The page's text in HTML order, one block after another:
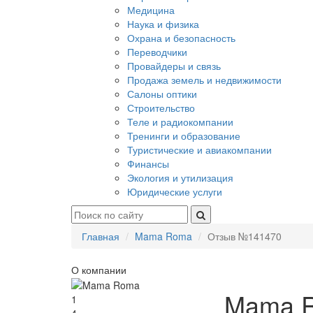
Медицина
Наука и физика
Охрана и безопасность
Переводчики
Провайдеры и связь
Продажа земель и недвижимости
Салоны оптики
Строительство
Теле и радиокомпании
Тренинги и образование
Туристические и авиакомпании
Финансы
Экология и утилизация
Юридические услуги
Главная Mama Roma Отзыв №141470
О компании
1
Mama